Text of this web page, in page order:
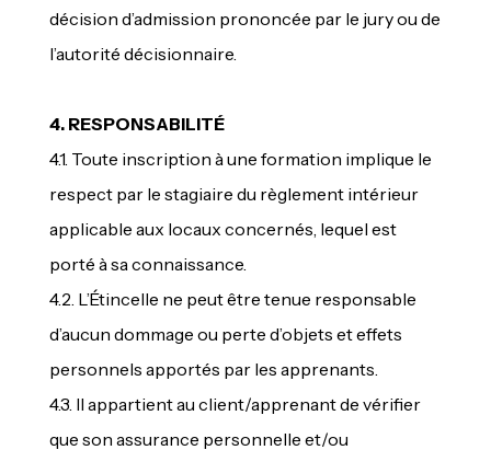
décision d’admission prononcée par le jury ou de
l’autorité décisionnaire.
4. RESPONSABILITÉ
4.1. Toute inscription à une formation implique le
respect par le stagiaire du règlement intérieur
applicable aux locaux concernés, lequel est
porté à sa connaissance.
4.2. L’Étincelle ne peut être tenue responsable
d’aucun dommage ou perte d’objets et effets
personnels apportés par les apprenants.
4.3. Il appartient au client/apprenant de vérifier
que son assurance personnelle et/ou